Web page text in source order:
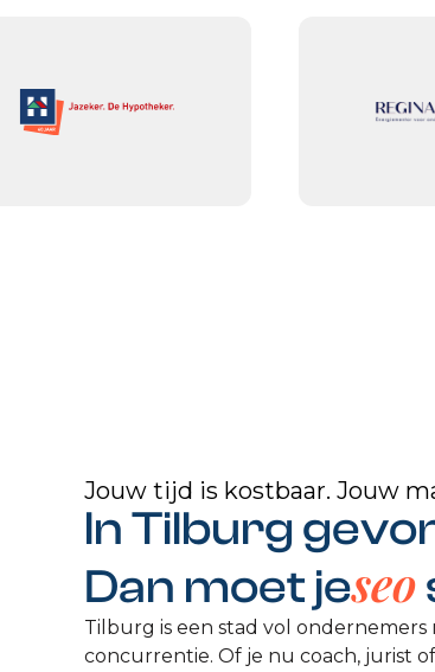
Jouw tijd is kostbaar. Jouw
In Tilburg
Dan moet jeseo
Tilburg is een stad vol
concurrentie. Of je nu coach, jurist